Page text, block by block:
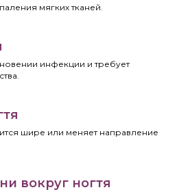
мягких тканей.
инфекции и требует
шире или меняет направление
вокруг ногтя